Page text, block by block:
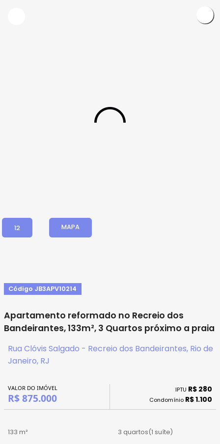
12 MAPA
Código JB3APV10214
Apartamento reformado no Recreio dos
Bandeirantes, 133m², 3 Quartos próximo a praia
Rua Clóvis Salgado - Recreio dos Bandeirantes, Rio de
Janeiro, RJ
VALOR DO IMÓVEL
R$ 875.000
IPTU R$ 280
Condomínio R$ 1.100
133 m² 3 quartos(1 suíte)